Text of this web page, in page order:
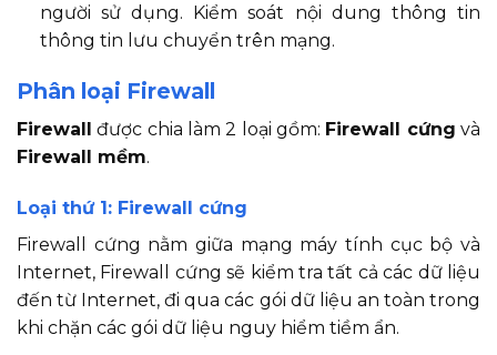
người sử dụng. Kiểm soát nội dung thông tin
thông tin lưu chuyển trên mạng.
Phân loại Firewall
Firewall được chia làm 2 loại gồm: Firewall cứng và
Firewall mềm.
Loại thứ 1: Firewall cứng
Firewall cứng nằm giữa mạng máy tính cục bộ và
Internet, Firewall cứng sẽ kiểm tra tất cả các dữ liệu
đến từ Internet, đi qua các gói dữ liệu an toàn trong
khi chặn các gói dữ liệu nguy hiểm tiềm ẩn.